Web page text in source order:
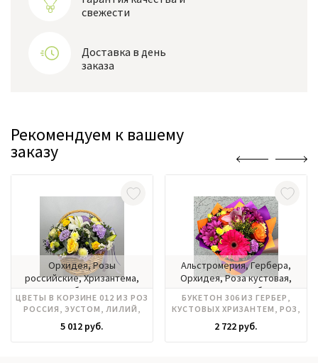
свежести
Доставка в день
заказа
Рекомендуем к вашему
заказу
Орхидея, Розы
российские, Хризантема,
Цимбидиум
ЦВЕТЫ В КОРЗИНЕ 012 ИЗ РОЗ
РОССИЯ, ЭУСТОМ, ЛИЛИЙ,
КУСТОВЫХ ХРИЗАНТЕМ
5 012 руб.
Альстромерия, Гербера,
Орхидея, Роза кустовая,
Хризантема, Цимбидиум
БУКЕТОН 306 ИЗ ГЕРБЕР,
КУСТОВЫХ ХРИЗАНТЕМ, РОЗ,
ГВОЗДИК
2 722 руб.